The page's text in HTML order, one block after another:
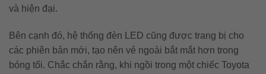
và hiện đại.
Bên cạnh đó, hệ thống đèn LED cũng được trang bị cho
các phiên bản mới, tạo nên vẻ ngoài bắt mắt hơn trong
bóng tối. Chắc chắn rằng, khi ngồi trong một chiếc Toyota